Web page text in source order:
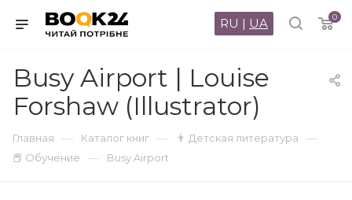
0
RU | UA
Busy Airport | Louise
Forshaw (Illustrator)
Главная — Каталог книг — 👨 Детская литература —
📕 Обучение — Busy Airport